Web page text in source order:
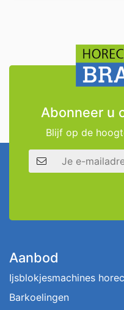
Abonneer u
Blijf op de
E-mailadres
Aanbod
Ijsblokjesmachines
Barkoelingen